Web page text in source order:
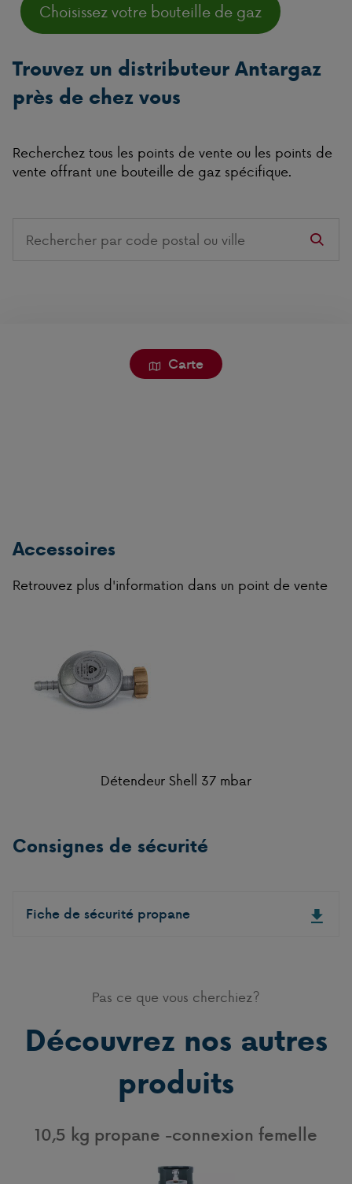
Choisissez votre bouteille de gaz
Trouvez un distributeur Antargaz
près de chez vous
Recherchez tous les points de vente ou les points de
vente offrant une bouteille de gaz spécifique.
on
Carte
Accessoires
Retrouvez plus d'information dans un point de vente
Détendeur Shell 37 mbar
Consignes de sécurité
Fiche de sécurité propane
Pas ce que vous cherchiez?
Découvrez nos autres
produits
10,5 kg propane -connexion femelle